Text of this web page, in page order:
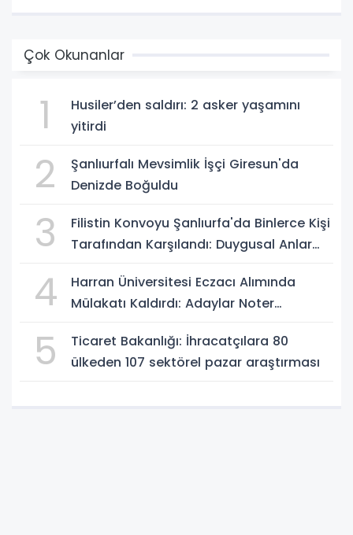
Çok Okunanlar
1
Husiler’den saldırı: 2 asker yaşamını
yitirdi
2
Şanlıurfalı Mevsimlik İşçi Giresun'da
Denizde Boğuldu
3
Filistin Konvoyu Şanlıurfa'da Binlerce Kişi
Tarafından Karşılandı: Duygusal Anlar
4
Harran Üniversitesi Eczacı Alımında
Mülakatı Kaldırdı: Adaylar Noter
5
Ticaret Bakanlığı: İhracatçılara 80
ülkeden 107 sektörel pazar araştırması